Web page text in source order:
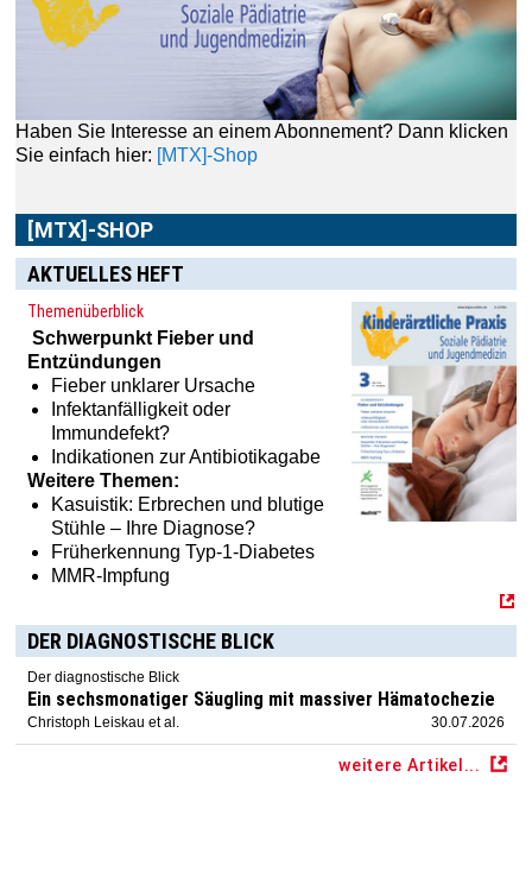
Haben Sie Interesse an einem Abonnement? Dann klicken
Sie einfach hier: [MTX]-Shop
[MTX]-SHOP
AKTUELLES HEFT
Themenüberblick
Schwerpunkt Fieber und
Entzündungen
Fieber unklarer Ursache
Infektanfälligkeit oder
Immundefekt?
Indikationen zur Antibiotikagabe
Weitere Themen:
Kasuistik: Erbrechen und blutige
Stühle – Ihre Diagnose?
Früherkennung Typ-1-Diabetes
MMR-Impfung
DER DIAGNOSTISCHE BLICK
Der diagnostische Blick
Ein sechsmonatiger Säugling mit massiver Hämatochezie
Christoph Leiskau et al. 30.07.2026
weitere Artikel...